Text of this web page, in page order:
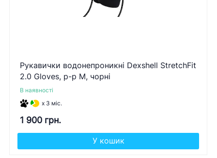
Рукавички водонепроникні Dexshell StretchFit
2.0 Gloves, р-р M, чорні
В наявності
x 3 міс.
1 900 грн.
У кошик